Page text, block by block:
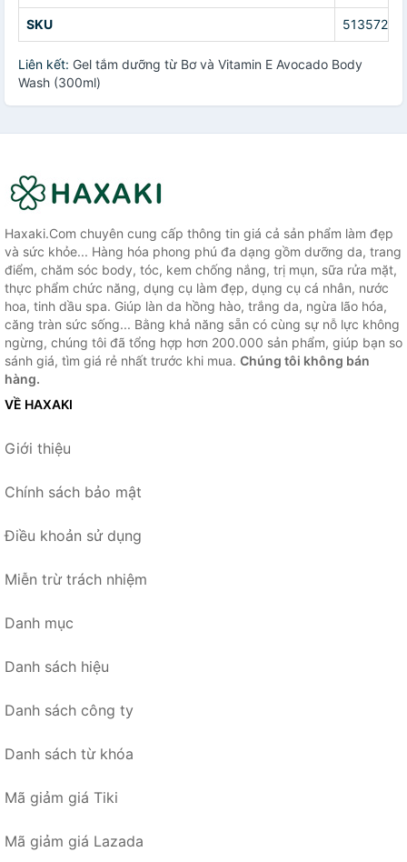
SKU
Liên kết: Gel tắm dưỡng từ Bơ và Vitamin E Avocado Body
Wash (300ml)
Haxaki.Com chuyên cung cấp thông tin giá cả sản phẩm làm đẹp
và sức khỏe... Hàng hóa phong phú đa dạng gồm dưỡng da, trang
điểm, chăm sóc body, tóc, kem chống nắng, trị mụn, sữa rửa mặt,
thực phẩm chức năng, dụng cụ làm đẹp, dụng cụ cá nhân, nước
hoa, tinh dầu spa. Giúp làn da hồng hào, trắng da, ngừa lão hóa,
căng tràn sức sống... Bằng khả năng sẵn có cùng sự nỗ lực không
ngừng, chúng tôi đã tổng hợp hơn 200.000 sản phẩm, giúp bạn so
sánh giá, tìm giá rẻ nhất trước khi mua. Chúng tôi không bán
hàng.
VỀ HAXAKI
Giới thiệu
Chính sách bảo mật
Điều khoản sử dụng
Miễn trừ trách nhiệm
Danh mục
Danh sách hiệu
Danh sách công ty
Danh sách từ khóa
Mã giảm giá Tiki
Mã giảm giá Lazada